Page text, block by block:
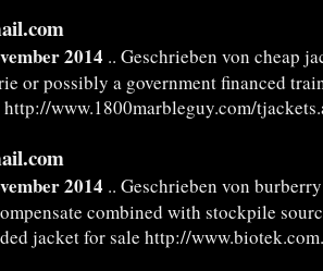
2014 .. Geschrieben von cheap
or possibly a government financed
http://www.1800marbleguy.com/
2014 .. Geschrieben von
combined with stockpile
jacket for sale http://